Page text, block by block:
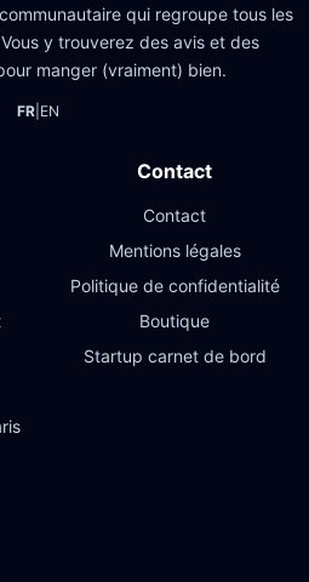
qui regroupe tous les
y trouverez des avis et des
manger (vraiment) bien.
FR| EN
Contact
Contact
Mentions légales
Politique de confidentialité
Boutique
Startup carnet de bord